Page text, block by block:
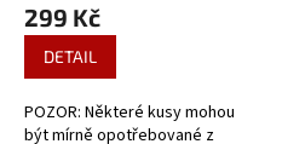
299 Kč
DETAIL
POZOR: Některé kusy mohou
být mírně opotřebované z